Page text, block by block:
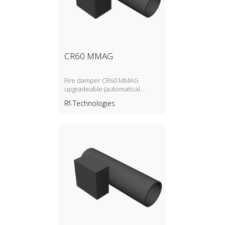
CR60 MMAG
Fire damper CR60 MMAG
upgradeable (automatical
motorised)
Rf-Technologies